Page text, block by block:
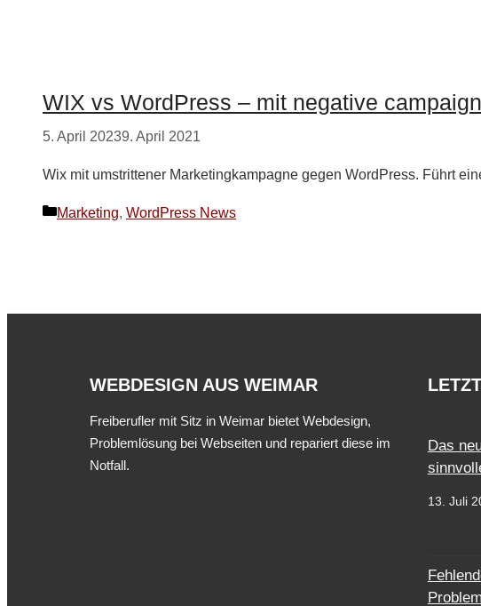
WIX vs WordPress – mit negative
5. April 20239. April 2021
Wix mit umstrittener Marketingkampagne gegen WordPress. Führt
Kategorien
Marketing, WordPress News
WEBDESIGN AUS WEIMAR
Freiberufler mit Sitz in Weimar bietet Webdesign,
Problemlösung bei Webseiten und repariert diese im
Notfall.
Das
13. Juli
Problem